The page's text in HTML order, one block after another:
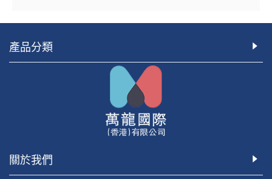
產品分類
關於我們